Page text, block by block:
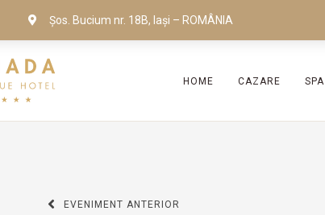
Șos. Bucium nr. 18B, Iași – ROMÂNIA
HOME CAZARE SPA
EVENIMENT ANTERIOR